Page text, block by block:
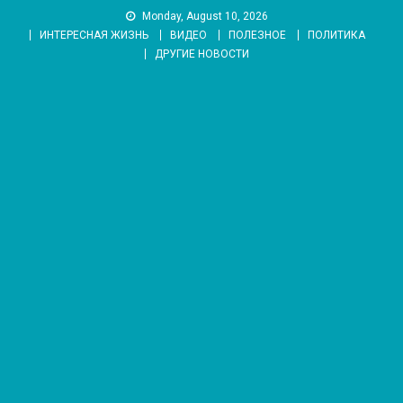
Monday, August 10, 2026
ИНТЕРЕСНАЯ ЖИЗНЬ
ВИДЕО ПОЛЕЗНОЕ
ПОЛИТИКА
ДРУГИЕ НОВОСТИ